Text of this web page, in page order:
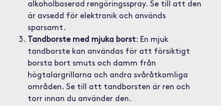
alkoholbaserad rengöringsspray. Se till att den
är avsedd för elektronik och används
sparsamt.
Tandborste med mjuka borst: En mjuk
tandborste kan användas för att försiktigt
borsta bort smuts och damm från
högtalargrillarna och andra svåråtkomliga
områden. Se till att tandborsten är ren och
torr innan du använder den.